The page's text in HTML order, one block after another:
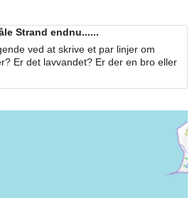
Strand endnu......
ved at skrive et par linjer om
Er det lavvandet? Er der en bro eller